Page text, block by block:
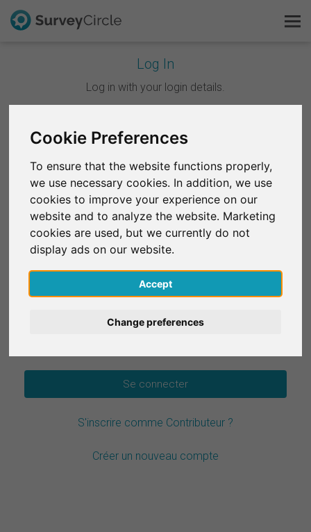
Cookie Preferences
To ensure that the website functions properly,
we use necessary cookies. In addition, we use
cookies to improve your experience on our
website and to analyze the website. Marketing
cookies are used, but we currently do not
display ads on our website.
Accept
Change preferences
Log In
Log in with your login details.
Continuer avec Google
Continuer avec Facebook
OU
E-mail*
Mot de passe*
S'inscrire comme Contributeur ?
Créer un nouveau compte
C'est SurveyCircle
FAQ
S'inscrire gratuitement
S'inscrire
English
Deutsch
Español
Italiano